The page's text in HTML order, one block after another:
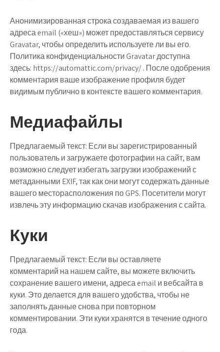
Анонимизированная строка создаваемая из вашего
адреса email («хеш») может предоставляться сервису
Gravatar, чтобы определить используете ли вы его.
Политика конфиденциальности Gravatar доступна
здесь: https://automattic.com/privacy/ . После одобрения
комментария ваше изображение профиля будет
видимым публично в контексте вашего комментария.
Медиафайлы
Предлагаемый текст: Если вы зарегистрированный
пользователь и загружаете фотографии на сайт, вам
возможно следует избегать загрузки изображений с
метаданными EXIF, так как они могут содержать данные
вашего месторасположения по GPS. Посетители могут
извлечь эту информацию скачав изображения с сайта.
Куки
Предлагаемый текст: Если вы оставляете
комментарий на нашем сайте, вы можете включить
сохранение вашего имени, адреса email и вебсайта в
куки. Это делается для вашего удобства, чтобы не
заполнять данные снова при повторном
комментировании. Эти куки хранятся в течение одного
года.